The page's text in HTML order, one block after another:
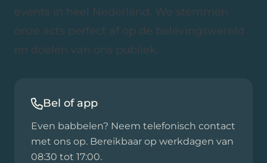
events in heel Nederland. We stemmen
onze acts perfect af op de belevingswereld
en doelen van ons publiek.
Bel of app
Even babbelen? Neem telefonisch contact
met ons op. Bereikbaar op werkdagen van
08:30 tot 17:00.